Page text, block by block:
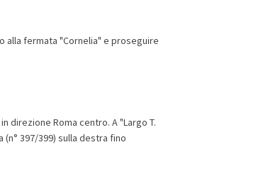
alla fermata "Cornelia" e proseguire
direzione Roma centro. A "Largo T.
397/399) sulla destra fino